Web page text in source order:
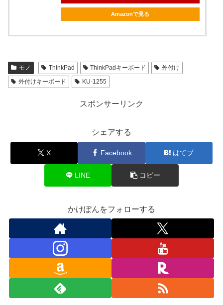
Amazonで見る
モノ ThinkPad ThinkPadキーボード
外付け
外付けキーボード
KU-1255
スポンサーリンク
シェアする
X Facebook はてブ
LINE コピー
かけぽんをフォローする